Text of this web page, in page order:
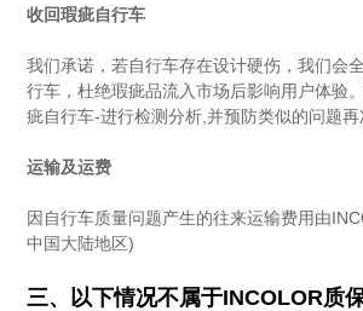
收回瑕疵自行车
我们承诺，若自行车存在设计硬伤，我们会
行车，杜绝瑕疵品流入市场后影响用户体验
疵自行车-进行检测分析,并预防类似的问题再
运输及运费
因自行车质量问题产生的往来运输费用由
中国大陆地区)
三、以下情况不属于INCOLOR质